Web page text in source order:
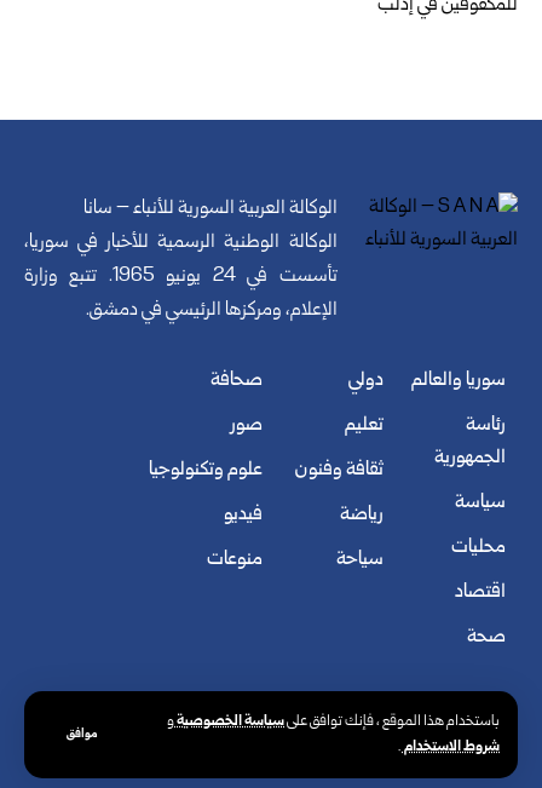
باستخدام هذا الموقع ، فإنك توافق علىسياسة الخصوصيةو
شروط الاستخدام.
موافق
للمكفوفين في إدلب
الوكالة العربية السورية للأنباء – سانا
الوكالة الوطنية الرسمية للأخبار في سوريا،
تأسست في 24 يونيو 1965. تتبع وزارة
الإعلام، ومركزها الرئيسي في دمشق.
سوريا والعالم
رئاسة
الجمهورية
سياسة
محليات
اقتصاد
صحة
دولي
تعليم
ثقافة وفنون
رياضة
سياحة
صحافة
صور
علوم وتكنولوجيا
فيديو
منوعات
© الوكالة العربية السورية للأنباء. كافة الحقوق محفوظة.